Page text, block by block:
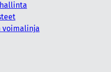
voimalinja